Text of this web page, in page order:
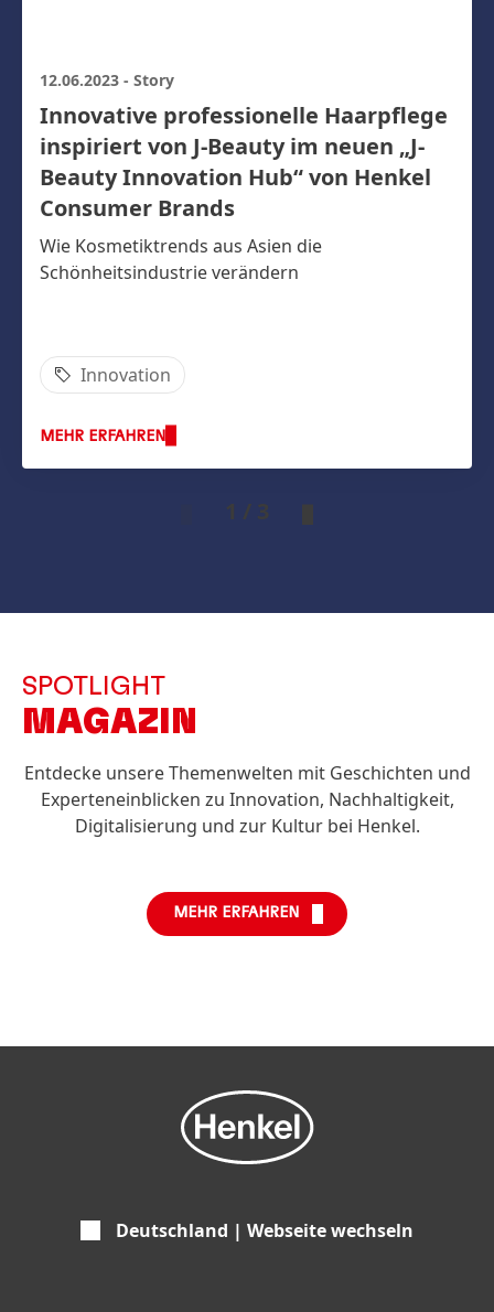
12.06.2023 - Story
Innovative professionelle Haarpflege
inspiriert von J-Beauty im neuen „J-
Beauty Innovation Hub“ von Henkel
Consumer Brands
Wie Kosmetiktrends aus Asien die
Schönheitsindustrie verändern
Innovation
MEHR ERFAHREN
1 / 3
SPOTLIGHT
MAGAZIN
Entdecke unsere Themenwelten mit Geschichten und
Experteneinblicken zu Innovation, Nachhaltigkeit,
Digitalisierung und zur Kultur bei Henkel.
MEHR ERFAHREN
Deutschland | Webseite wechseln